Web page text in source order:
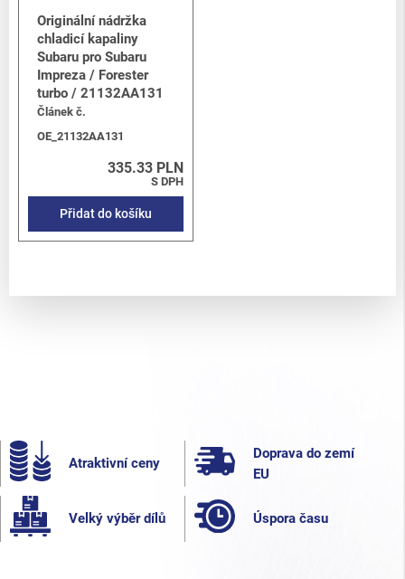
Originální nádržka
chladicí kapaliny
Subaru pro Subaru
Impreza / Forester
turbo / 21132AA131
Článek č.
OE_21132AA131
335.33 PLN
S DPH
Přidat do košíku
Atraktivní ceny
Doprava do zemí
EU
Velký výběr dílů Úspora času